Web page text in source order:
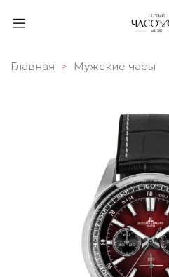
Главная Мужские часы